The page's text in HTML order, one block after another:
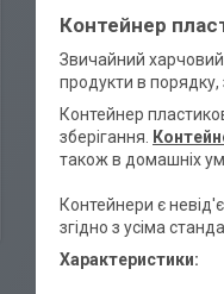
Контейнер
Звичайний
продукти в порядку,
Контейнер
зберігання.
також в домашніх
Контейнери є
згідно з усіма
Характеристики: